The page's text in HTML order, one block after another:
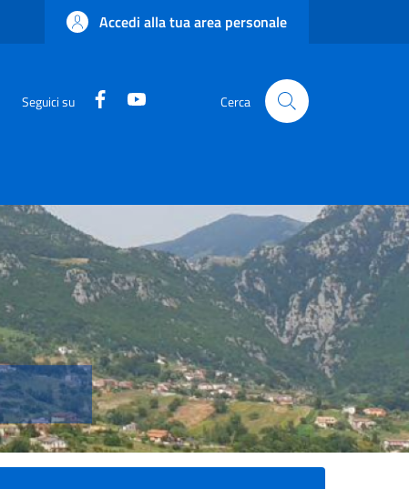
Accedi alla tua area personale
Seguici su Facebook Cerca